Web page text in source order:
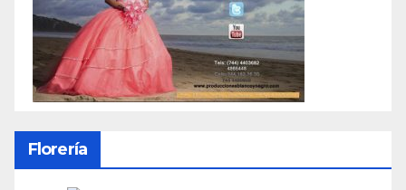
Florería